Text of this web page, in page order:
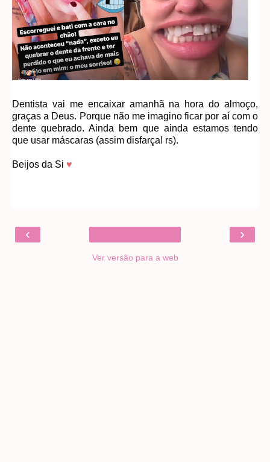
Dentista vai me encaixar amanhã na hora do almoço,
graças a Deus. Porque não me imagino ficar por aí com o
dente quebrado. Ainda bem que ainda estamos tendo
que usar máscaras (assim disfarça! rs).
Beijos da Si ♥
‹ ›
Ver versão para a web